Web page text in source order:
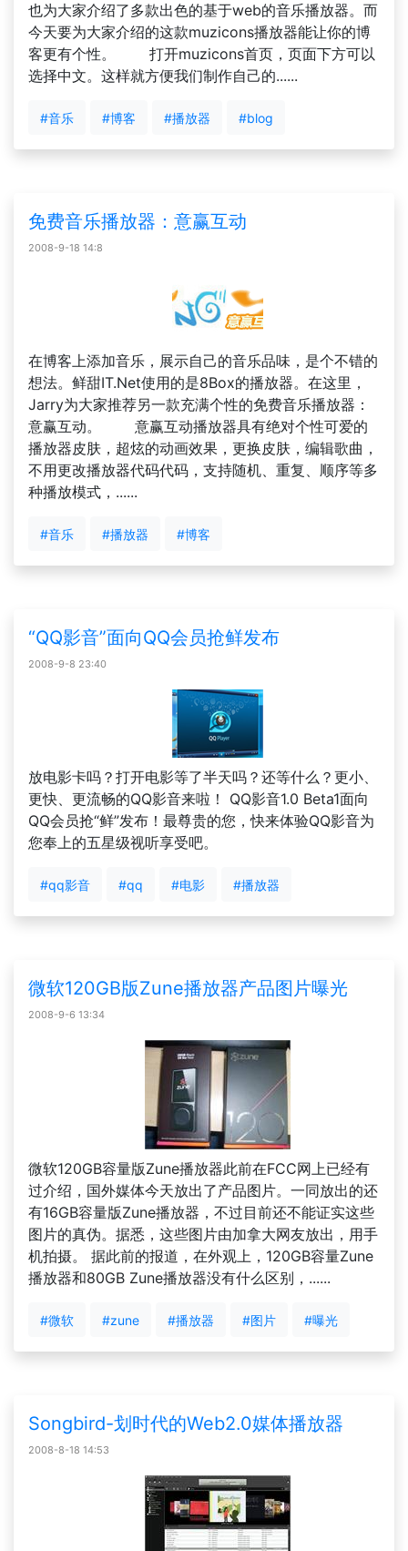
也为大家介绍了多款出色的基于web的音乐播放器。而
今天要为大家介绍的这款muzicons播放器能让你的博
客更有个性。 打开muzicons首页，页面下方可以
选择中文。这样就方便我们制作自己的......
#音乐 #博客 #播放器 #blog
免费音乐播放器：意赢互动
2008-9-18 14:8
在博客上添加音乐，展示自己的音乐品味，是个不错的
想法。鲜甜IT.Net使用的是8Box的播放器。在这里，
Jarry为大家推荐另一款充满个性的免费音乐播放器：
意赢互动。 意赢互动播放器具有绝对个性可爱的
播放器皮肤，超炫的动画效果，更换皮肤，编辑歌曲，
不用更改播放器代码代码，支持随机、重复、顺序等多
种播放模式，......
#音乐 #播放器 #博客
“QQ影音”面向QQ会员抢鲜发布
2008-9-8 23:40
放电影卡吗？打开电影等了半天吗？还等什么？更小、
更快、更流畅的QQ影音来啦！ QQ影音1.0 Beta1面向
QQ会员抢“鲜”发布！最尊贵的您，快来体验QQ影音为
您奉上的五星级视听享受吧。
#qq影音 #qq #电影 #播放器
微软120GB版Zune播放器产品图片曝光
2008-9-6 13:34
微软120GB容量版Zune播放器此前在FCC网上已经有
过介绍，国外媒体今天放出了产品图片。一同放出的还
有16GB容量版Zune播放器，不过目前还不能证实这些
图片的真伪。据悉，这些图片由加拿大网友放出，用手
机拍摄。 据此前的报道，在外观上，120GB容量Zune
播放器和80GB Zune播放器没有什么区别，......
#微软 #zune #播放器 #图片 #曝光
Songbird-划时代的Web2.0媒体播放器
2008-8-18 14:53